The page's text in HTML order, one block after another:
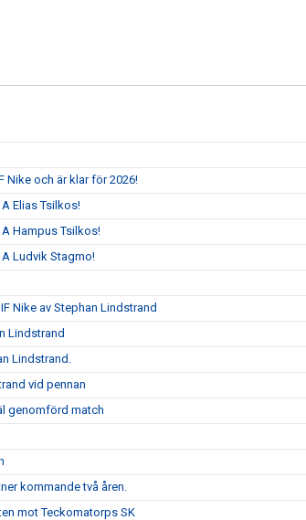
Nike och är klar för 2026!
Elias Tsilkos!
Hampus Tsilkos!
Ludvik Stagmo!
Nike av Stephan Lindstrand
Lindstrand
Lindstrand.
vid pennan
genomförd match
kommande två åren.
mot Teckomatorps SK